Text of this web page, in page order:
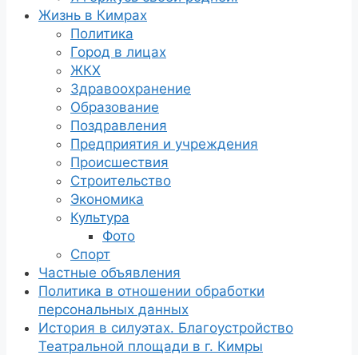
Жизнь в Кимрах
Политика
Город в лицах
ЖКХ
Здравоохранение
Образование
Поздравления
Предприятия и учреждения
Происшествия
Строительство
Экономика
Культура
Фото
Спорт
Частные объявления
Политика в отношении обработки
персональных данных
История в силуэтах. Благоустройство
Театральной площади в г. Кимры